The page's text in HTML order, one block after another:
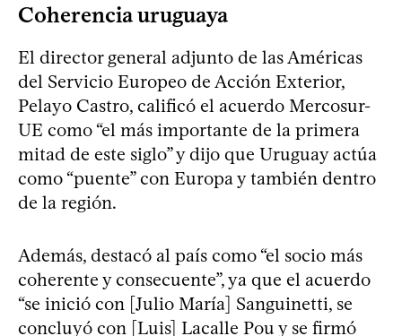
Coherencia uruguaya
El director general adjunto de las Américas
del Servicio Europeo de Acción Exterior,
Pelayo Castro, calificó el acuerdo Mercosur-
UE como “el más importante de la primera
mitad de este siglo” y dijo que Uruguay actúa
como “puente” con Europa y también dentro
de la región.
Además, destacó al país como “el socio más
coherente y consecuente”, ya que el acuerdo
“se inició con [Julio María] Sanguinetti, se
concluyó con [Luis] Lacalle Pou y se firmó